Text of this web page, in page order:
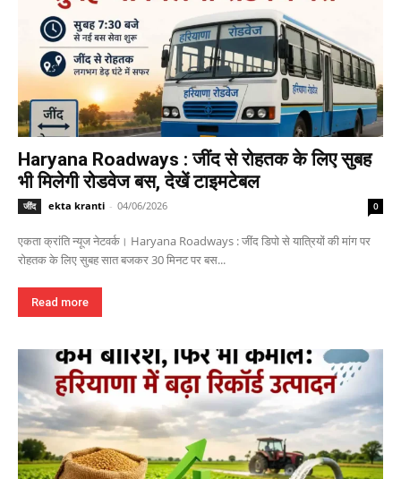
Haryana Roadways : जींद से रोहतक के लिए सुबह
भी मिलेगी रोडवेज बस, देखें टाइमटेबल
जींद ekta kranti - 04/06/2026 0
एकता क्रांति न्यूज नेटवर्क। Haryana Roadways : जींद डिपो से यात्रियों की मांग पर
रोहतक के लिए सुबह सात बजकर 30 मिनट पर बस...
Read more